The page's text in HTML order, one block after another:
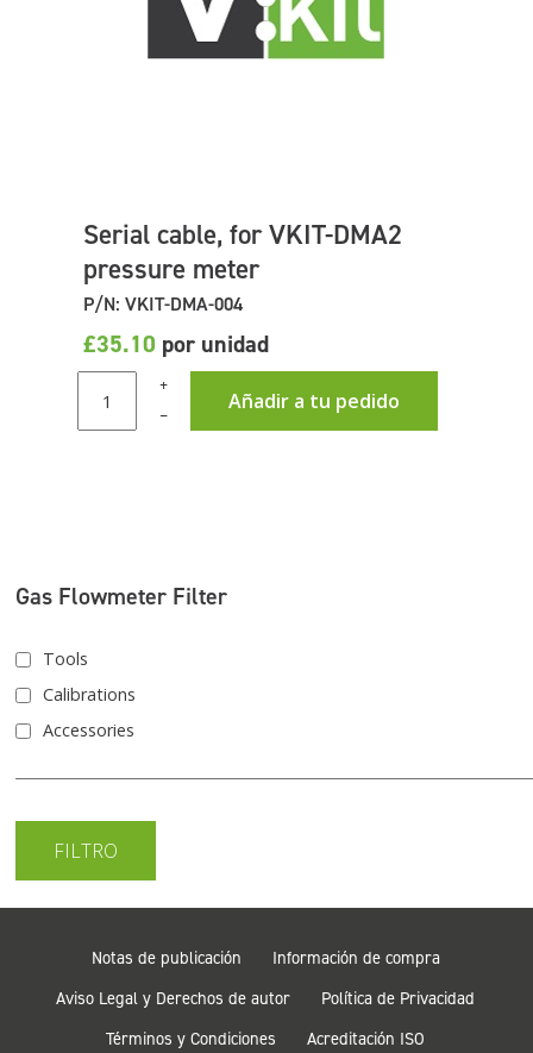
Serial cable, for VKIT-DMA2
pressure meter
P/N: VKIT-DMA-004
£35.10 por unidad
+
Añadir a tu pedido
–
Gas Flowmeter Filter
Tools
Calibrations
Accessories
Notas de publicación
Información de compra
Aviso Legal y Derechos de autor
Política de Privacidad
Términos y Condiciones
Acreditación ISO